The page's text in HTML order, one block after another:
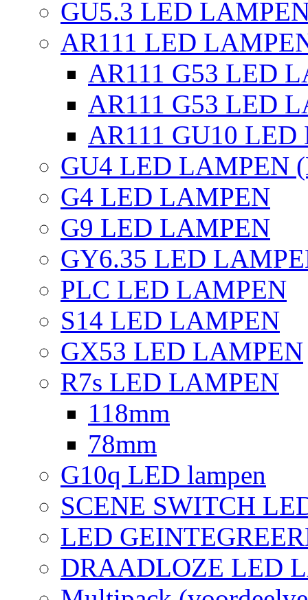
GU5.3 LED
AR111 LED
AR111 G53 LED
AR111 G53 LED
AR111 GU10
GU4 LED LAMPEN
G4 LED LAMPEN
G9 LED LAMPEN
GY6.35 LED
PLC LED LAMPEN
S14 LED LAMPEN
GX53 LED LAMPEN
R7s LED LAMPEN
118mm
78mm
G10q LED lampen
SCENE SWITCH
LED
DRAADLOZE LED